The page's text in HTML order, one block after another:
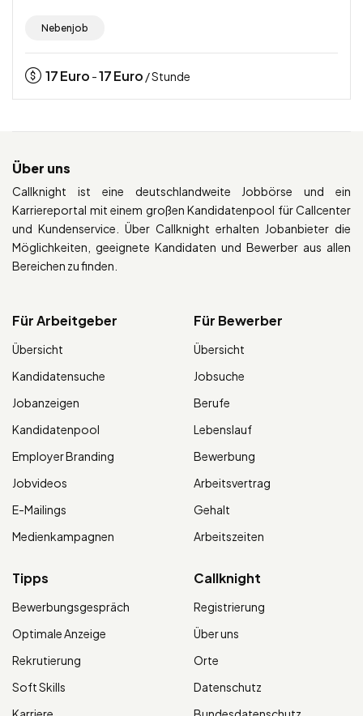
Nebenjob
17Euro -17Euro / Stunde
Über uns
Callknight ist eine deutschlandweite Jobbörse und ein
Karriereportal mit einem großen Kandidatenpool für Callcenter
und Kundenservice. Über Callknight erhalten Jobanbieter die
Möglichkeiten, geeignete Kandidaten und Bewerber aus allen
Bereichen zu finden.
Für Arbeitgeber
Übersicht
Kandidatensuche
Jobanzeigen
Kandidatenpool
Employer Branding
Jobvideos
E-Mailings
Medienkampagnen
Für Bewerber
Übersicht
Jobsuche
Berufe
Lebenslauf
Bewerbung
Arbeitsvertrag
Gehalt
Arbeitszeiten
Tipps
Bewerbungsgespräch
Optimale Anzeige
Rekrutierung
Soft Skills
Callknight
Registrierung
Über uns
Orte
Datenschutz